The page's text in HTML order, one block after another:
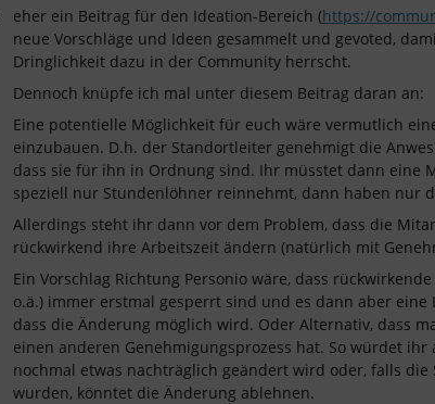
eher ein Beitrag für den Ideation-Bereich (https://
neue Vorschläge und Ideen gesammelt und gevoted,
Dringlichkeit dazu in der Community herrscht.
Dennoch knüpfe ich mal unter diesem Beitrag daran an:
Eine potentielle Möglichkeit für euch wäre vermutlich
einzubauen. D.h. der Standortleiter genehmigt die
dass sie für ihn in Ordnung sind. Ihr müsstet dann eine
speziell nur Stundenlöhner reinnehmt, dann haben nur
Allerdings steht ihr dann vor dem Problem, dass die
rückwirkend ihre Arbeitszeit ändern (natürlich mit
Ein Vorschlag Richtung Personio wäre, dass
o.ä.) immer erstmal gesperrt sind und es dann aber eine
dass die Änderung möglich wird. Oder Alternativ, dass
einen anderen Genehmigungsprozess hat. So würdet
nochmal etwas nachträglich geändert wird oder, falls
wurden, könntet die Änderung ablehnen.